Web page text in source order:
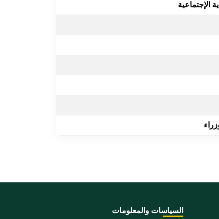
الإجتماعية
السياسات والمعلومات